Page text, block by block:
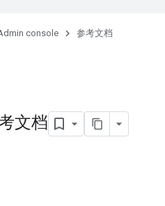
console 参考文档
文档